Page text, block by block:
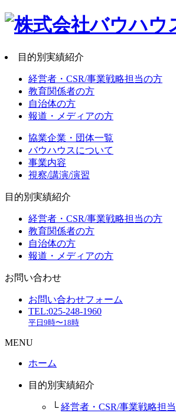
目的別実績紹介
経営者・CSR/事業戦略担当の方
教育関係者の方
自治体の方
報道・メディアの方
協業企業・団体一覧
バウハウスについて
事業内容
視察/講演/演習
目的別実績紹介
経営者・CSR/事業戦略担当の方
教育関係者の方
自治体の方
報道・メディアの方
お問い合わせ
お問い合わせフォーム
TEL:025-248-1960
平日9時〜18時
MENU
ホーム
目的別実績紹介
└経営者・CSR/事業戦略担